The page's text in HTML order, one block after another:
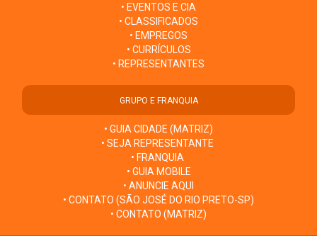
• EVENTOS E CIA
• CLASSIFICADOS
• EMPREGOS
• CURRÍCULOS
• REPRESENTANTES
GRUPO E FRANQUIA
• GUIA CIDADE (MATRIZ)
• SEJA REPRESENTANTE
• FRANQUIA
• GUIA MOBILE
• ANUNCIE AQUI
• CONTATO (SÃO JOSÉ DO RIO PRETO-SP)
• CONTATO (MATRIZ)